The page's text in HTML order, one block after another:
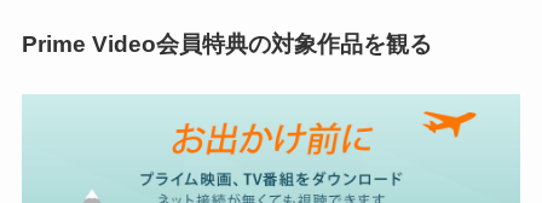
Prime Video会員特典の対象作品を観る